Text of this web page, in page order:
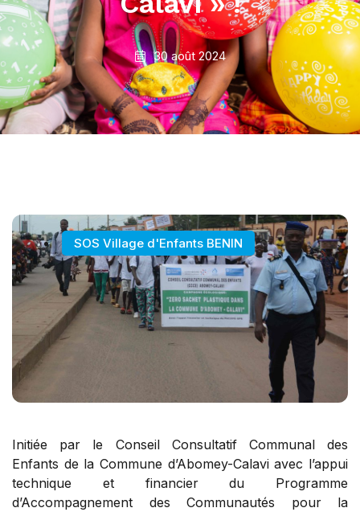
30 août 2024
SOS Village d'Enfants BENIN
Initiée par le Conseil Consultatif Communal des
Enfants de la Commune d’Abomey-Calavi avec l’appui
technique et financier du Programme
d’Accompagnement des Communautés pour la